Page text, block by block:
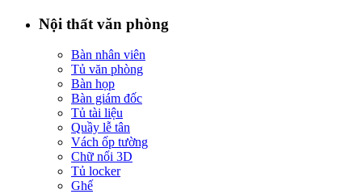
Nội thất văn phòng
Bàn nhân viên
Tủ văn phòng
Bàn họp
Bàn giám đốc
Tủ tài liệu
Quầy lễ tân
Vách ốp tường
Chữ nổi 3D
Tủ locker
Ghế